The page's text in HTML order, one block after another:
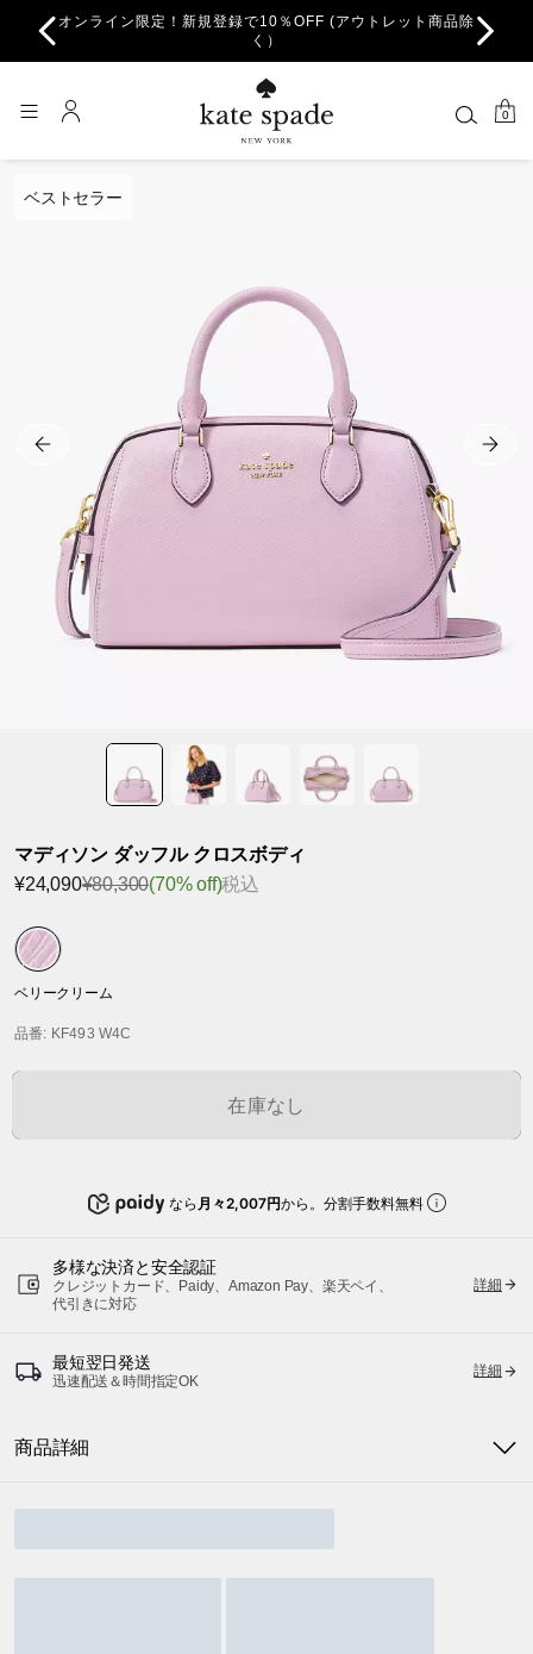
オンライン限定！新規登録で10％OFF (アウトレット商品除
く）
0
ベストセラー
マディソン ダッフル クロスボディ
¥24,090¥80,300(70% off)税込
ベリークリーム
品番: KF493 W4C
在庫なし
なら 月々2,007円から。分割手数料無料
多様な決済と安全認証
クレジットカード、Paidy、Amazon Pay、楽天ペイ、
代引きに対応
詳細
最短翌日発送
迅速配送＆時間指定OK
詳細
商品詳細